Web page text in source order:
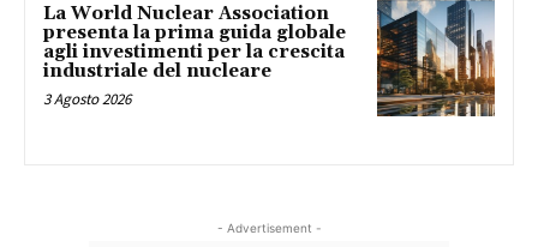
La World Nuclear Association
presenta la prima guida globale
agli investimenti per la crescita
industriale del nucleare
3 Agosto 2026
- Advertisement -